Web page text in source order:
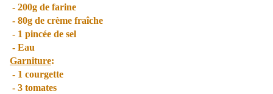
- 200g de farine
- 80g de crème fraîche
- 1 pincée de sel
- Eau
Garniture:
- 1 courgette
- 3 tomates